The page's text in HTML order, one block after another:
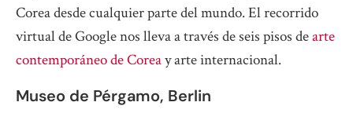
Corea desde cualquier parte del mundo. El recorrido
virtual de Google nos lleva a través de seis pisos dearte
contemporáneo de Coreay arte internacional.
Museo de Pérgamo, Berlin